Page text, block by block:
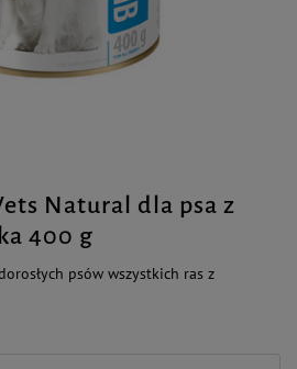
Natural dla psa z
400 g
psów wszystkich ras z